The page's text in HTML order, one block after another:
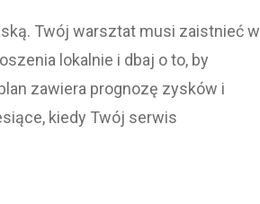
Twój warsztat musi zaistnieć w
lokalnie i dbaj o to, by
zawiera prognozę zysków i
kiedy Twój serwis